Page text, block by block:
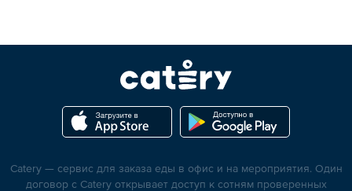
Catery — сервис для заказа еды в офис и на мероприятия. Один
договор с Catery открывает доступ к сотням проверенных